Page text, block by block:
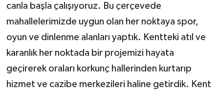
canla başla çalışıyoruz. Bu çerçevede
mahallelerimizde uygun olan her noktaya spor,
oyun ve dinlenme alanları yaptık. Kentteki atıl ve
karanlık her noktada bir projemizi hayata
geçirerek oraları korkunç hallerinden kurtarıp
hizmet ve cazibe merkezileri haline getirdik. Kent